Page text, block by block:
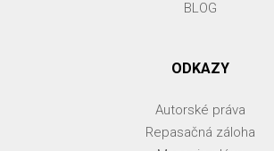
BLOG
ODKAZY
Autorské práva
Repasačná záloha